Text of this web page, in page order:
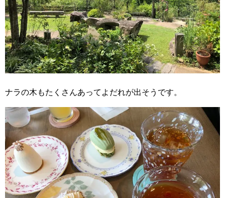
ナラの木もたくさんあってよだれが出そうです。